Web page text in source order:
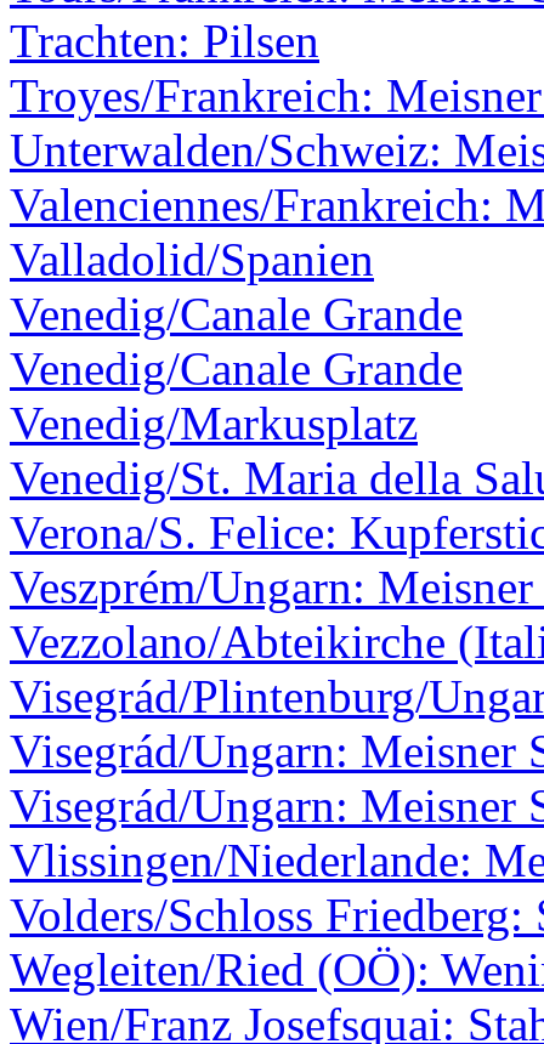
Trachten: Pilsen
Troyes/Frankreich:
Unterwalden/Schweiz:
Valenciennes/Frankreich:
Valladolid/Spanien
Venedig/Canale Grande
Venedig/Canale Grande
Venedig/Markusplatz
Venedig/St. Maria della
Verona/S. Felice:
Veszprém/Ungarn:
Vezzolano/Abteikirche
Visegrád/Plintenburg/
Visegrád/Ungarn: Meisner
Visegrád/Ungarn: Meisner
Vlissingen/Niederlande:
Volders/Schloss Friedberg:
Wegleiten/Ried (OÖ):
Wien/Franz Josefsquai: